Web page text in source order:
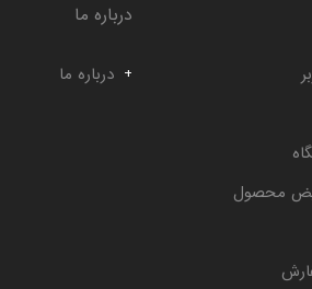
محصول
درباره ما
درباره ما